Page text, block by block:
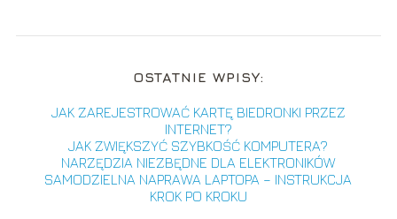
OSTATNIE WPISY:
JAK ZAREJESTROWAĆ KARTĘ BIEDRONKI PRZEZ
INTERNET?
JAK ZWIĘKSZYĆ SZYBKOŚĆ KOMPUTERA?
NARZĘDZIA NIEZBĘDNE DLA ELEKTRONIKÓW
SAMODZIELNA NAPRAWA LAPTOPA – INSTRUKCJA
KROK PO KROKU